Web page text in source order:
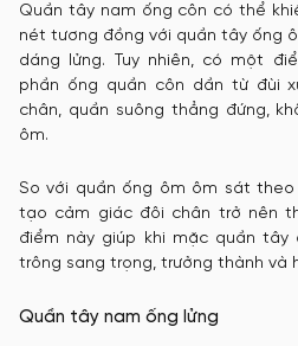
Quần tây nam ống côn có thể
nét tương đồng với quần tây ống
dáng lửng. Tuy nhiên, có một
phần ống quần côn dần từ đùi
chân, quần suông thẳng đứng,
ôm.
So với quần ống ôm ôm sát
tạo cảm giác đôi chân trở nên
điểm này giúp khi mặc quần tây
trông sang trọng, trưởng thành và
Quần tây nam ống lửng